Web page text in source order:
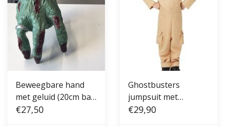
Beweegbare hand
met geluid (20cm batt
niet inbegrepen)
€27,50
Ghostbusters
jumpsuit met
geprinte rugzak
€29,90